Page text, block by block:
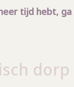
tijd hebt, ga
dorp